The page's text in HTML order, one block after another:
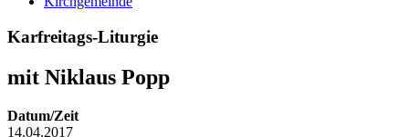
Karfreitags-Liturgie
mit Niklaus Popp
Datum/Zeit
14.04.2017